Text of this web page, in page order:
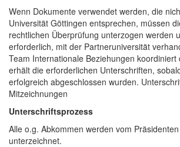
Wenn Dokumente verwendet werden, die
Universität Göttingen entsprechen, müssen
rechtlichen Überprüfung unterzogen werden
erforderlich, mit der Partneruniversität
Team Internationale Beziehungen koordiniert
erhält die erforderlichen Unterschriften,
erfolgreich abgeschlossen wurden.
Mitzeichnungen
Unterschriftsprozess
Alle o.g. Abkommen werden vom
unterzeichnet.